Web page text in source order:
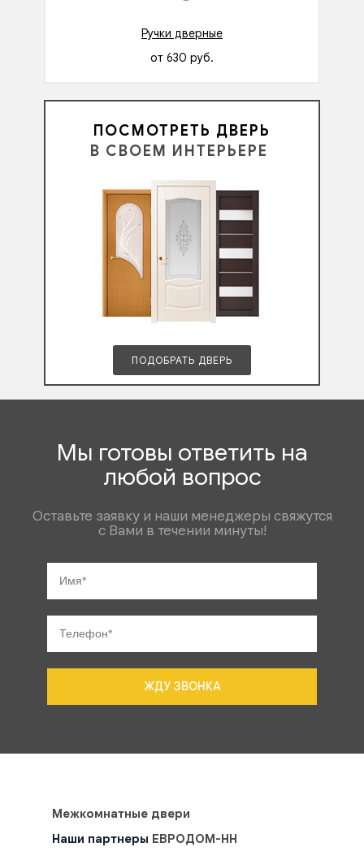
ПОСМОТРЕТЬ ДВЕРЬ
В СВОЕМ ИНТЕРЬЕРЕ
ПОДОБРАТЬ ДВЕРЬ
Ручки дверные
от 630 руб.
Мы готовы ответить на
любой вопрос
Оставьте заявку и наши менеджеры свяжутся
с Вами в течении минуты!
ЖДУ ЗВОНКА
Межкомнатные двери
Наши партнеры ЕВРОДОМ-НН